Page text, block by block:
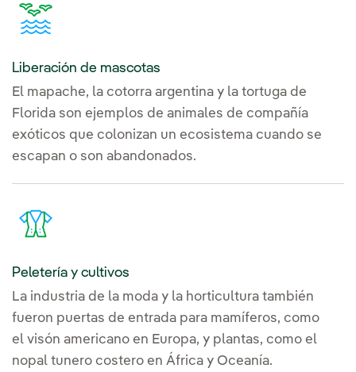
Liberación de mascotas
El mapache, la cotorra argentina y la tortuga de
Florida son ejemplos de animales de compañía
exóticos que colonizan un ecosistema cuando se
escapan o son abandonados.
Peletería y cultivos
La industria de la moda y la horticultura también
fueron puertas de entrada para mamíferos, como
el visón americano en Europa, y plantas, como el
nopal tunero costero en África y Oceanía.